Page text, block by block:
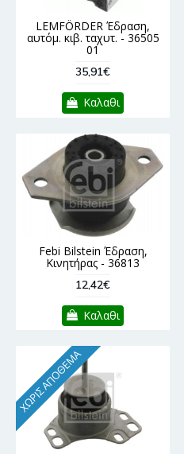
LEMFÖRDER Έδραση,
αυτόμ. κιβ. ταχυτ. - 36505
01
35,91€
Καλαθι
Febi Bilstein Έδραση,
Κινητήρας - 36813
12,42€
Καλαθι
ΧΩΡΊΣ ΑΠΌΘΕΜΑ